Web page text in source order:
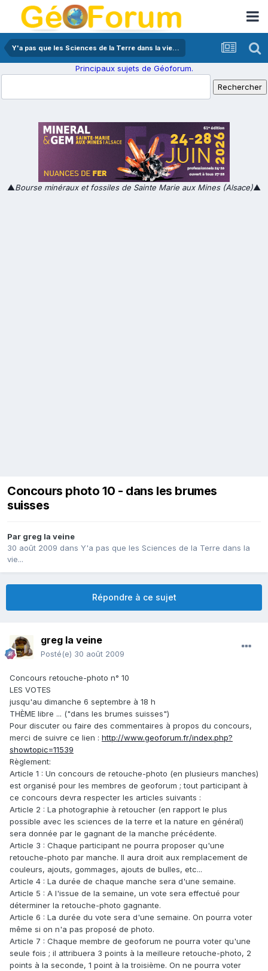
Y'a pas que les Sciences de la Terre dans la vie...
Principaux sujets de Géoforum.
▲Bourse minéraux et fossiles de Sainte Marie aux Mines (Alsace)▲
Concours photo 10 - dans les brumes
suisses
Par greg la veine
30 août 2009 dans Y'a pas que les Sciences de la Terre dans la
vie...
Répondre à ce sujet
greg la veine
Posté(e) 30 août 2009
Concours retouche-photo n° 10
LES VOTES
jusqu'au dimanche 6 septembre à 18 h
THÈME libre ... ("dans les brumes suisses")
Pour discuter ou faire des commentaires à propos du concours,
merci de suivre ce lien : http://www.geoforum.fr/index.php?
showtopic=11539
Règlement:
Article 1 : Un concours de retouche-photo (en plusieurs manches)
est organisé pour les membres de geoforum ; tout participant à
ce concours devra respecter les articles suivants :
Article 2 : La photographie à retoucher (en rapport le plus
possible avec les sciences de la terre et la nature en général)
sera donnée par le gagnant de la manche précédente.
Article 3 : Chaque participant ne pourra proposer qu'une
retouche-photo par manche. Il aura droit aux remplacement de
couleurs, ajouts, gommages, ajouts de bulles, etc...
Article 4 : La durée de chaque manche sera d'une semaine.
Article 5 : A l'issue de la semaine, un vote sera effectué pour
déterminer la retouche-photo gagnante.
Article 6 : La durée du vote sera d'une semaine. On pourra voter
même si on n'a pas proposé de photo.
Article 7 : Chaque membre de geoforum ne pourra voter qu'une
seule fois ; il attribuera 3 points à la meilleure retouche-photo, 2
points à la seconde, 1 point à la troisième. On ne pourra voter